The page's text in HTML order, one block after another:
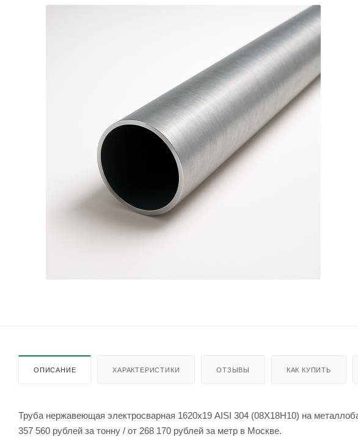
ОПИСАНИЕ ХАРАКТЕРИСТИКИ ОТЗЫВЫ КАК КУПИТЬ
Труба нержавеющая электросварная 1620х19 AISI 304 (08Х18Н10) на
357 560 рублей за тонну / от 268 170 рублей за метр в Москве.